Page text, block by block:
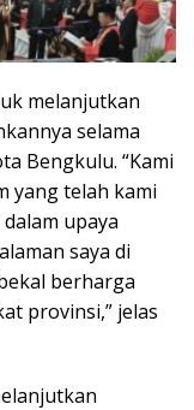
melanjutkan
selama
Bengkulu. “Kami
yang telah kami
upaya
saya di
berharga
provinsi,” jelas